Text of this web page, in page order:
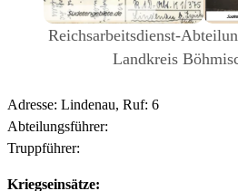
Reichsarbeitsdienst-
Landkreis
Adresse: Lindenau, Ruf: 6
Abteilungsführer:
Truppführer:
Kriegseinsätze: